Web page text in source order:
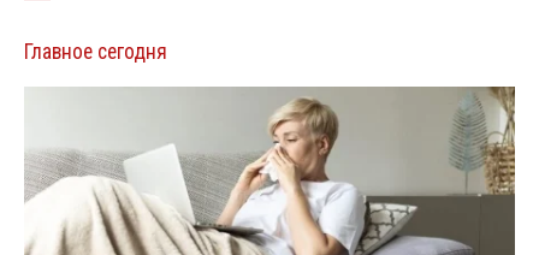
Главное сегодня